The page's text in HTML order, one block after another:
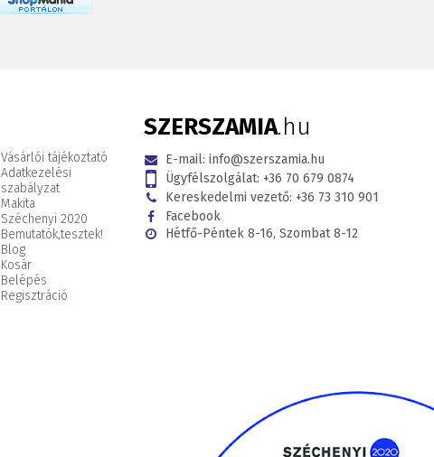
Vásárlói tájékoztató
Adatkezelési
szabályzat
Makita
Széchenyi 2020
Bemutatók,tesztek!
Blog
Kosár
Belépés
Regisztráció
SZERSZAMIA.hu
E-mail: info@szerszamia.hu
Ügyfélszolgálat: +36 70 679 0874
Kereskedelmi vezető: +36 73 310 901
Facebook
Hétfő-Péntek 8-16, Szombat 8-12